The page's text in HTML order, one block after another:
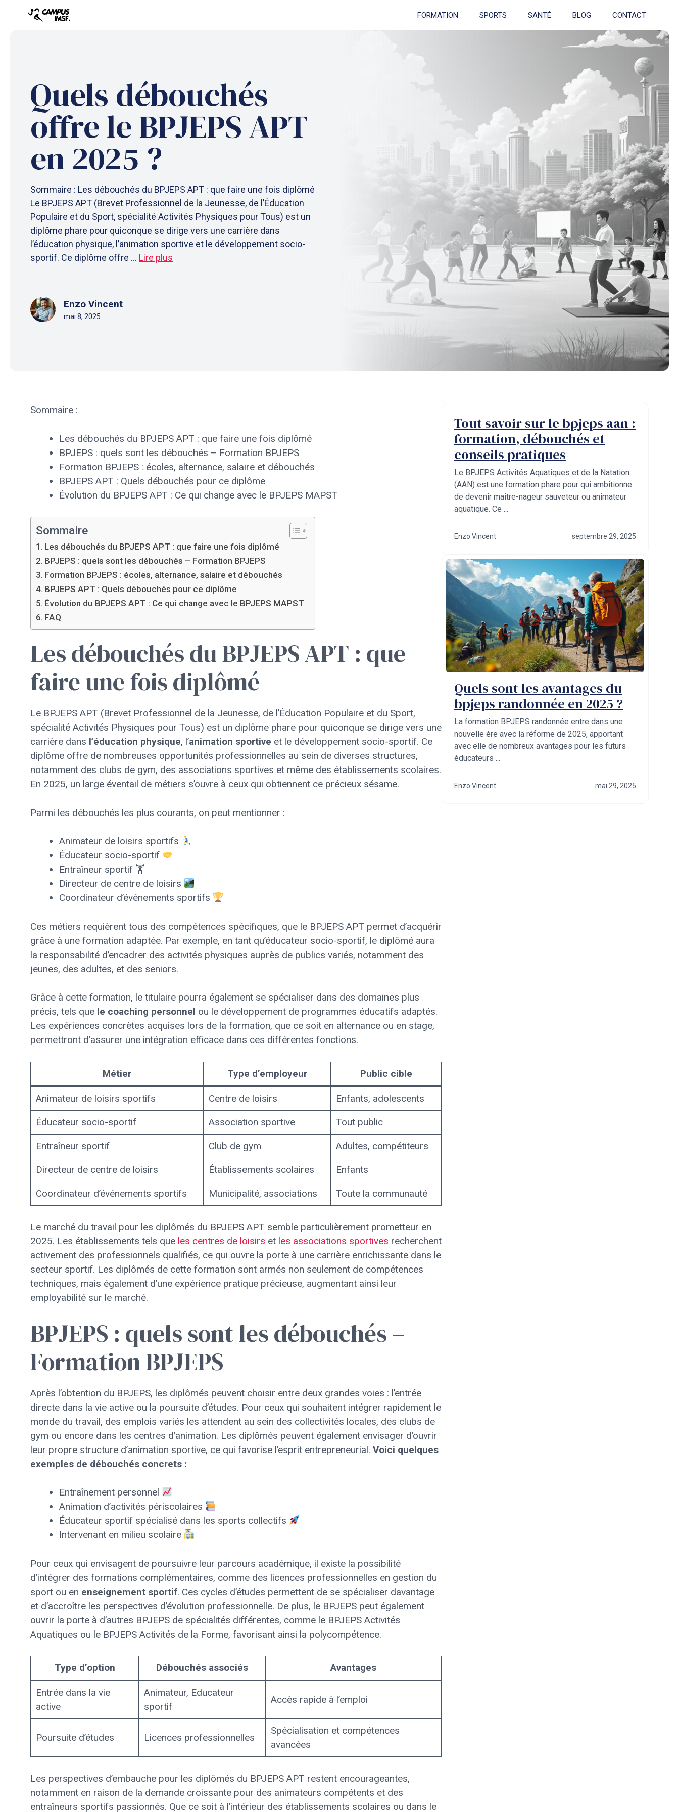
FORMATION SPORTS SANTÉ BLOG CONTACT
Quels débouchés
offre le BPJEPS APT
en 2025 ?
Sommaire : Les débouchés du BPJEPS APT : que faire une fois diplômé
Le BPJEPS APT (Brevet Professionnel de la Jeunesse, de l’Éducation
Populaire et du Sport, spécialité Activités Physiques pour Tous) est un
diplôme phare pour quiconque se dirige vers une carrière dans
l’éducation physique, l’animation sportive et le développement socio-
sportif. Ce diplôme offre ... Lire plus
Enzo Vincent
mai 8, 2025
Sommaire :
Les débouchés du BPJEPS APT : que faire une fois diplômé
BPJEPS : quels sont les débouchés – Formation BPJEPS
Formation BPJEPS : écoles, alternance, salaire et débouchés
BPJEPS APT : Quels débouchés pour ce diplôme
Évolution du BPJEPS APT : Ce qui change avec le BPJEPS MAPST
Sommaire
Les débouchés du BPJEPS APT : que faire une fois diplômé
BPJEPS : quels sont les débouchés – Formation BPJEPS
Formation BPJEPS : écoles, alternance, salaire et débouchés
BPJEPS APT : Quels débouchés pour ce diplôme
Évolution du BPJEPS APT : Ce qui change avec le BPJEPS MAPST
FAQ
Les débouchés du BPJEPS APT : que
faire une fois diplômé
Le BPJEPS APT (Brevet Professionnel de la Jeunesse, de l’Éducation Populaire et du Sport,
spécialité Activités Physiques pour Tous) est un diplôme phare pour quiconque se dirige vers une
carrière dans l’éducation physique, l’animation sportive et le développement socio-sportif. Ce
diplôme offre de nombreuses opportunités professionnelles au sein de diverses structures,
notamment des clubs de gym, des associations sportives et même des établissements scolaires.
En 2025, un large éventail de métiers s’ouvre à ceux qui obtiennent ce précieux sésame.
Parmi les débouchés les plus courants, on peut mentionner :
Animateur de loisirs sportifs
Éducateur socio-sportif
Entraîneur sportif 🏋️
Directeur de centre de loisirs
Coordinateur d’événements sportifs
Ces métiers requièrent tous des compétences spécifiques, que le BPJEPS APT permet d’acquérir
grâce à une formation adaptée. Par exemple, en tant qu’éducateur socio-sportif, le diplômé aura
la responsabilité d’encadrer des activités physiques auprès de publics variés, notamment des
jeunes, des adultes, et des seniors.
Grâce à cette formation, le titulaire pourra également se spécialiser dans des domaines plus
précis, tels que le coaching personnel ou le développement de programmes éducatifs adaptés.
Les expériences concrètes acquises lors de la formation, que ce soit en alternance ou en stage,
permettront d’assurer une intégration efficace dans ces différentes fonctions.
Métier Type d’employeur Public cible
Animateur de loisirs sportifs Centre de loisirs Enfants, adolescents
Éducateur socio-sportif Association sportive Tout public
Entraîneur sportif Club de gym Adultes, compétiteurs
Directeur de centre de loisirs Établissements scolaires Enfants
Coordinateur d’événements sportifs Municipalité, associations Toute la communauté
Le marché du travail pour les diplômés du BPJEPS APT semble particulièrement prometteur en
2025. Les établissements tels que les centres de loisirs et les associations sportives recherchent
activement des professionnels qualifiés, ce qui ouvre la porte à une carrière enrichissante dans le
secteur sportif. Les diplômés de cette formation sont armés non seulement de compétences
techniques, mais également d’une expérience pratique précieuse, augmentant ainsi leur
employabilité sur le marché.
BPJEPS : quels sont les débouchés –
Formation BPJEPS
Après l’obtention du BPJEPS, les diplômés peuvent choisir entre deux grandes voies : l’entrée
directe dans la vie active ou la poursuite d’études. Pour ceux qui souhaitent intégrer rapidement le
monde du travail, des emplois variés les attendent au sein des collectivités locales, des clubs de
gym ou encore dans les centres d’animation. Les diplômés peuvent également envisager d’ouvrir
leur propre structure d’animation sportive, ce qui favorise l’esprit entrepreneurial. Voici quelques
exemples de débouchés concrets :
Entraînement personnel
Animation d’activités périscolaires
Éducateur sportif spécialisé dans les sports collectifs
Intervenant en milieu scolaire
Pour ceux qui envisagent de poursuivre leur parcours académique, il existe la possibilité
d’intégrer des formations complémentaires, comme des licences professionnelles en gestion du
sport ou en enseignement sportif. Ces cycles d’études permettent de se spécialiser davantage
et d’accroître les perspectives d’évolution professionnelle. De plus, le BPJEPS peut également
ouvrir la porte à d’autres BPJEPS de spécialités différentes, comme le BPJEPS Activités
Aquatiques ou le BPJEPS Activités de la Forme, favorisant ainsi la polycompétence.
Type d’option Débouchés associés Avantages
Entrée dans la vie
active
Animateur, Educateur
sportif
Accès rapide à l’emploi
Poursuite d’études Licences professionnelles
Spécialisation et compétences
avancées
Les perspectives d’embauche pour les diplômés du BPJEPS APT restent encourageantes,
notamment en raison de la demande croissante pour des animateurs compétents et des
entraîneurs sportifs passionnés. Que ce soit à l’intérieur des établissements scolaires ou dans le
Tout savoir sur le bpjeps aan :
formation, débouchés et
conseils pratiques
Le BPJEPS Activités Aquatiques et de la Natation
(AAN) est une formation phare pour qui ambitionne
de devenir maître-nageur sauveteur ou animateur
aquatique. Ce ...
Enzo Vincent septembre 29, 2025
Quels sont les avantages du
bpjeps randonnée en 2025 ?
La formation BPJEPS randonnée entre dans une
nouvelle ère avec la réforme de 2025, apportant
avec elle de nombreux avantages pour les futurs
éducateurs ...
Enzo Vincent mai 29, 2025